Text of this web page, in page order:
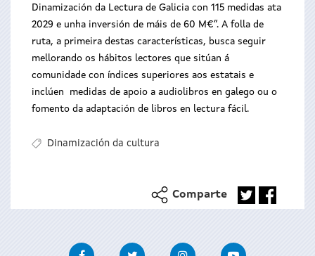
Dinamización da Lectura de Galicia con 115 medidas ata
2029 e unha inversión de máis de 60 M€”. A folla de
ruta, a primeira destas características, busca seguir
mellorando os hábitos lectores que sitúan á
comunidade con índices superiores aos estatais e
inclúen medidas de apoio a audiolibros en galego ou o
fomento da adaptación de libros en lectura fácil.
Dinamización da cultura
Comparte
FacebookTwitter InstagramYoutube